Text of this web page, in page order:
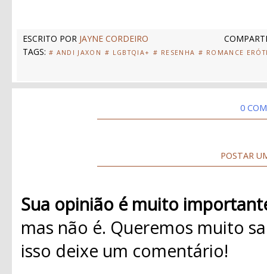
ESCRITO POR JAYNE CORDEIRO
TAGS: # ANDI JAXON # LGBTQIA+ # RESENHA # ROMANCE
0
POSTAR
Sua opinião é muito
mas não é. Queremos muito
isso deixe um comentário!